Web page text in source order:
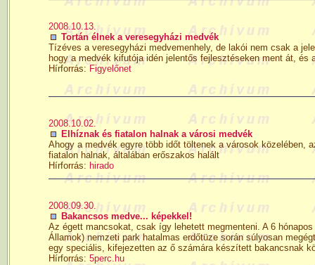
2008.10.13.
Tortán élnek a veresegyházi medvék
Tízéves a veresegyházi medvemenhely, de lakói nem csak a
hogy a medvék kifutója idén jelentős fejlesztéseken ment át, és
Hírforrás: Figyelőnet
2008.10.02.
Elhíznak és fiatalon halnak a városi medvék
Ahogy a medvék egyre több időt töltenek a városok közelében,
fiatalon halnak, általában erőszakos halált
Hírforrás: hirado
2008.09.30.
Bakancsos medve... képekkel!
Az égett mancsokat, csak így lehetett megmenteni. A 6
Államok) nemzeti park hatalmas erdőtüze során súlyosan
egy speciális, kifejezetten az ő számára készített bakancsnak
Hírforrás: 5perc.hu